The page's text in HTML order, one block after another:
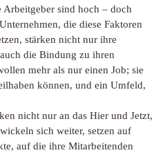
sind hoch – doch
die diese Faktoren
stärken nicht nur ihre
die Bindung zu ihren
mehr als nur einen Job; sie
können, und ein Umfeld,
nicht nur an das Hier und Jetzt,
sich weiter, setzen auf
auf die ihre Mitarbeitenden